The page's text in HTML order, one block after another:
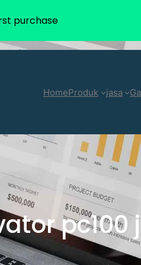
HomeProduk jasa
pc100
purchase